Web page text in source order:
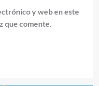
y web en este
que comente.